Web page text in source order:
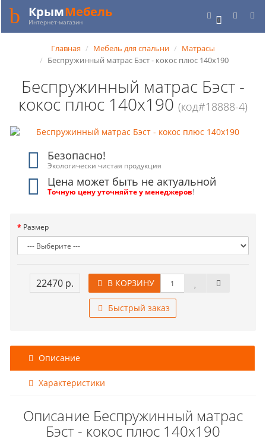
0
КрымМебель
Интернет-магазин
Главная Мебель для спальни
Матрасы
Беспружинный матрас Бэст - кокос плюс 140x190
Беспружинный матрас Бэст -
кокос плюс 140x190 (код#18888-4)
Безопасно!
Экологически чистая продукция
Цена может быть не актуальной
Точную цену уточняйте у менеджеров!
Размер
22470 р. В КОРЗИНУ
Быстрый заказ
Описание
Характеристики
Описание Беспружинный матрас
Бэст - кокос плюс 140x190